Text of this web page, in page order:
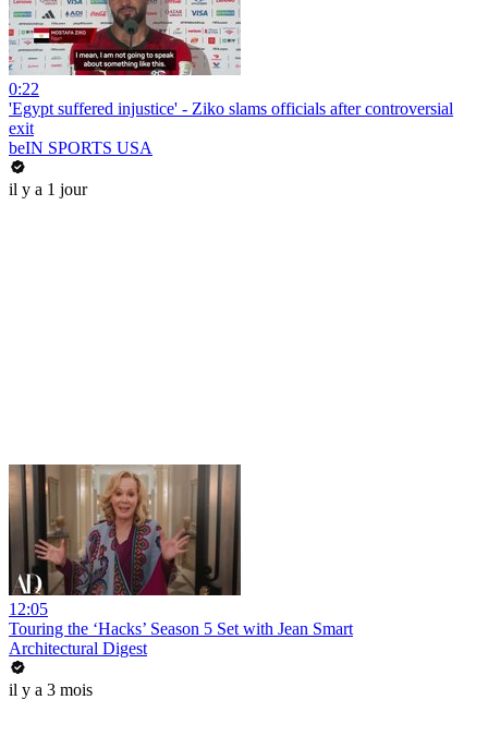
0:22
'Egypt suffered injustice' - Ziko slams officials after controversial
exit
beIN SPORTS USA
il y a 1 jour
12:05
Touring the ‘Hacks’ Season 5 Set with Jean Smart
Architectural Digest
il y a 3 mois